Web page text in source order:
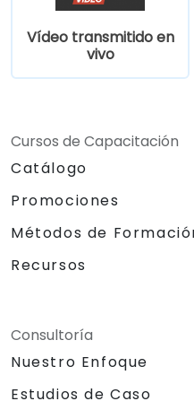
Vídeo transmitido en
vivo
Cursos de Capacitación
Catálogo
Promociones
Métodos de
Recursos
Consultoría
Nuestro Enfoque
Estudios de Caso